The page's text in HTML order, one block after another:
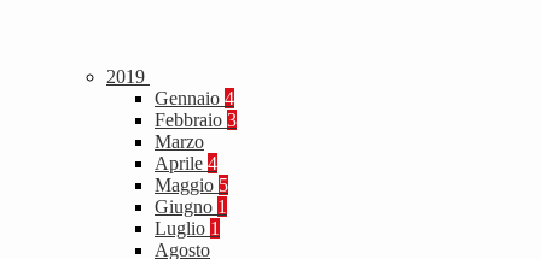
2019
Gennaio 4
Febbraio 3
Marzo
Aprile 4
Maggio 5
Giugno 1
Luglio 1
Agosto